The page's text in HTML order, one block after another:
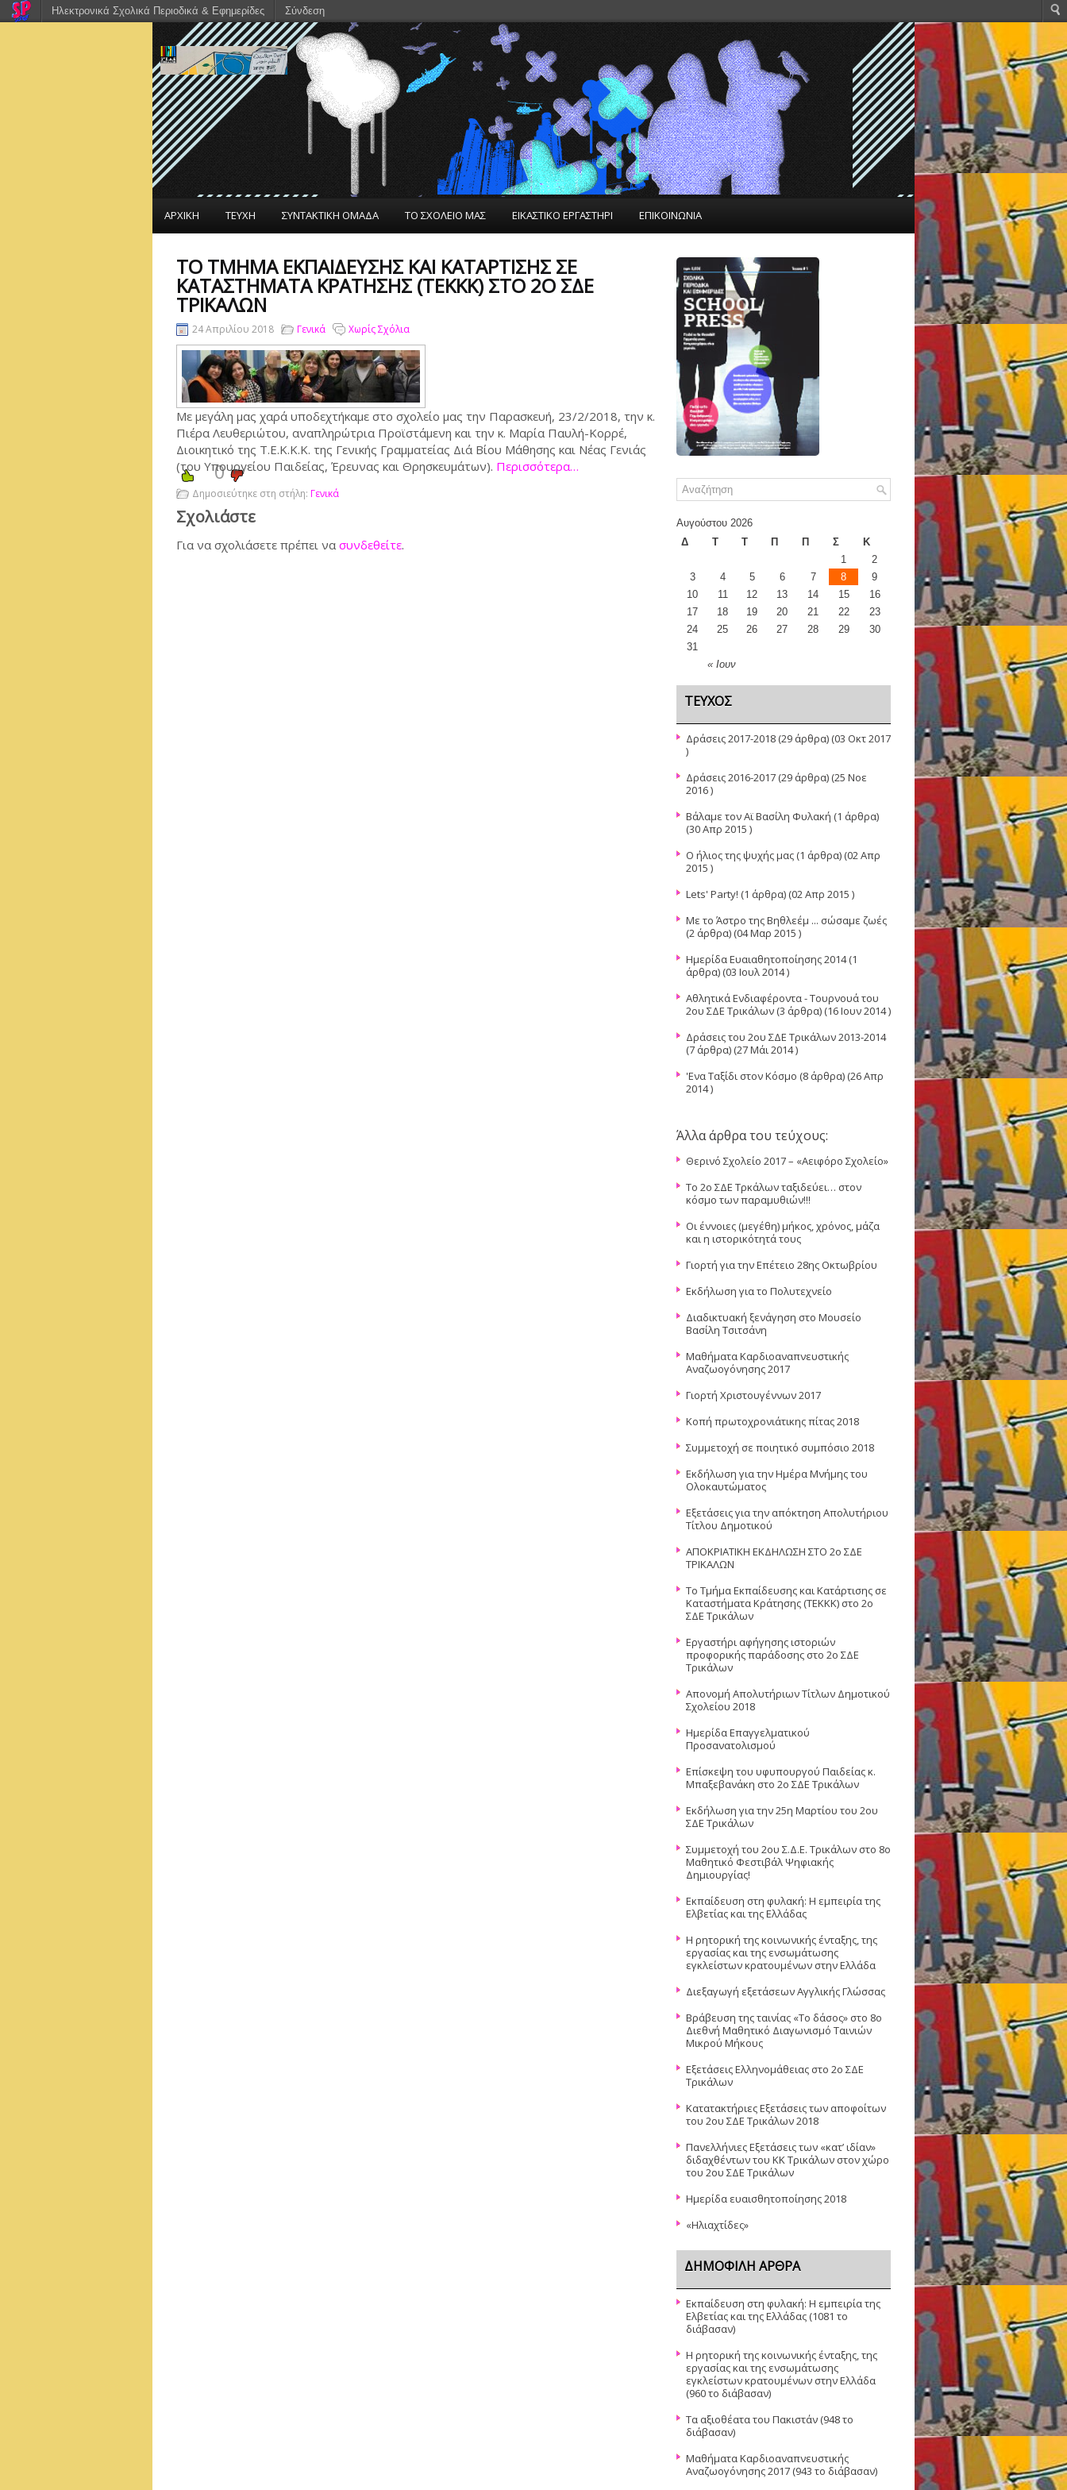
ΑΡΧΙΚΗ ΤΕΥΧΗ ΣΥΝΤΑΚΤΙΚΗ ΟΜΑΔΑ ΤΟ ΣΧΟΛΕΙΟ ΜΑΣ ΕΙΚΑΣΤΙΚΟ ΕΡΓΑΣΤΗΡΙ ΕΠΙΚΟΙΝΩΝΙΑ
ΤΟ ΤΜΉΜΑ ΕΚΠΑΊΔΕΥΣΗΣ ΚΑΙ ΚΑΤΆΡΤΙΣΗΣ ΣΕ
ΚΑΤΑΣΤΉΜΑΤΑ ΚΡΆΤΗΣΗΣ (ΤΕΚΚΚ) ΣΤΟ 2Ο ΣΔΕ
ΤΡΙΚΆΛΩΝ
24 Απριλίου 2018 Γενικά Χωρίς Σχόλια
Με μεγάλη μας χαρά υποδεχτήκαμε στο σχολείο μας την Παρασκευή, 23/2/2018, την κ.
Πιέρα Λευθεριώτου, αναπληρώτρια Προϊστάμενη και την κ. Μαρία Παυλή-Κορρέ,
Διοικητικό της Τ.Ε.Κ.Κ.Κ. της Γενικής Γραμματείας Διά Βίου Μάθησης και Νέας Γενιάς
(του Υπουργείου Παιδείας, Έρευνας και Θρησκευμάτων). Περισσότερα…
0
Δημοσιεύτηκε στη στήλη: Γενικά
Σχολιάστε
Για να σχολιάσετε πρέπει να συνδεθείτε.
Αυγούστου 2026
Δ
Τ Τ Π Π Σ Κ
« Ιουν
1
2
3
4 5 6 7 8
9
10
11 12 13 14 15
16
17
18 19 20 21 22
23
24
25 26 27 28 29
30
31
ΤΕΎΧΟΣ
Δράσεις 2017-2018 (29 άρθρα) (03 Οκτ 2017
)
Δράσεις 2016-2017 (29 άρθρα) (25 Νοε
2016 )
Βάλαμε τον Αϊ Βασίλη Φυλακή (1 άρθρα)
(30 Απρ 2015 )
Ο ήλιος της ψυχής μας (1 άρθρα) (02 Απρ
2015 )
Lets' Party! (1 άρθρα) (02 Απρ 2015 )
Με το Άστρο της Βηθλεέμ ... σώσαμε ζωές
(2 άρθρα) (04 Μαρ 2015 )
Ημερίδα Ευαιαθητοποίησης 2014(1
άρθρα) (03 Ιουλ 2014 )
Αθλητικά Ενδιαφέροντα - Τουρνουά του
2ου ΣΔΕ Τρικάλων (3 άρθρα) (16 Ιουν 2014 )
Δράσεις του 2ου ΣΔΕ Τρικάλων 2013-2014
(7 άρθρα) (27 Μάι 2014 )
'Ενα Ταξίδι στον Κόσμο (8 άρθρα) (26 Απρ
2014 )
Άλλα άρθρα του τεύχους:
Θερινό Σχολείο 2017 – «Αειφόρο Σχολείο»
Το 2ο ΣΔΕ Τρκάλων ταξιδεύει… στον
κόσμο των παραμυθιών!!!
Οι έννοιες (μεγέθη) μήκος, χρόνος, μάζα
και η ιστορικότητά τους
Γιορτή για την Επέτειο 28ης Οκτωβρίου
Εκδήλωση για το Πολυτεχνείο
Διαδικτυακή ξενάγηση στο Μουσείο
Βασίλη Τσιτσάνη
Μαθήματα Καρδιοαναπνευστικής
Αναζωογόνησης 2017
Γιορτή Χριστουγέννων 2017
Κοπή πρωτοχρονιάτικης πίτας 2018
Συμμετοχή σε ποιητικό συμπόσιο 2018
Εκδήλωση για την Ημέρα Μνήμης του
Ολοκαυτώματος
Εξετάσεις για την απόκτηση Απολυτήριου
Τίτλου Δημοτικού
ΑΠΟΚΡΙΑΤΙΚΗ ΕΚΔΗΛΩΣΗ ΣΤΟ 2ο ΣΔΕ
ΤΡΙΚΑΛΩΝ
Το Τμήμα Εκπαίδευσης και Κατάρτισης σε
Καταστήματα Κράτησης (ΤΕΚΚΚ) στο 2ο
ΣΔΕ Τρικάλων
Εργαστήρι αφήγησης ιστοριών
προφορικής παράδοσης στο 2ο ΣΔΕ
Τρικάλων
Απονομή Απολυτήριων Τίτλων Δημοτικού
Σχολείου 2018
Ημερίδα Επαγγελματικού
Προσανατολισμού
Επίσκεψη του υφυπουργού Παιδείας κ.
Μπαξεβανάκη στο 2ο ΣΔΕ Τρικάλων
Εκδήλωση για την 25η Μαρτίου του 2ου
ΣΔΕ Τρικάλων
Συμμετοχή του 2ου Σ.Δ.Ε. Τρικάλων στο 8ο
Μαθητικό Φεστιβάλ Ψηφιακής
Δημιουργίας!
Εκπαίδευση στη φυλακή: Η εμπειρία της
Ελβετίας και της Ελλάδας
Η ρητορική της κοινωνικής ένταξης, της
εργασίας και της ενσωμάτωσης
εγκλείστων κρατουμένων στην Ελλάδα
Διεξαγωγή εξετάσεων Αγγλικής Γλώσσας
Βράβευση της ταινίας «Το δάσος» στο 8ο
Διεθνή Μαθητικό Διαγωνισμό Ταινιών
Μικρού Μήκους
Εξετάσεις Ελληνομάθειας στο 2ο ΣΔΕ
Τρικάλων
Κατατακτήριες Εξετάσεις των αποφοίτων
του 2ου ΣΔΕ Τρικάλων 2018
Πανελλήνιες Εξετάσεις των «κατ’ ιδίαν»
διδαχθέντων του ΚΚ Τρικάλων στον χώρο
του 2ου ΣΔΕ Τρικάλων
Ημερίδα ευαισθητοποίησης 2018
«Ηλιαχτίδες»
ΔΗΜΟΦΙΛΉ ΆΡΘΡΑ
Εκπαίδευση στη φυλακή: Η εμπειρία της
Ελβετίας και της Ελλάδας (1081 το
διάβασαν)
Η ρητορική της κοινωνικής ένταξης, της
εργασίας και της ενσωμάτωσης
εγκλείστων κρατουμένων στην Ελλάδα
(960 το διάβασαν)
Τα αξιοθέατα του Πακιστάν (948 το
διάβασαν)
Μαθήματα Καρδιοαναπνευστικής
Αναζωογόνησης 2017 (943 το διάβασαν)
Ηλεκτρονικά Σχολικά Περιοδικά & Εφημερίδες Σύνδεση